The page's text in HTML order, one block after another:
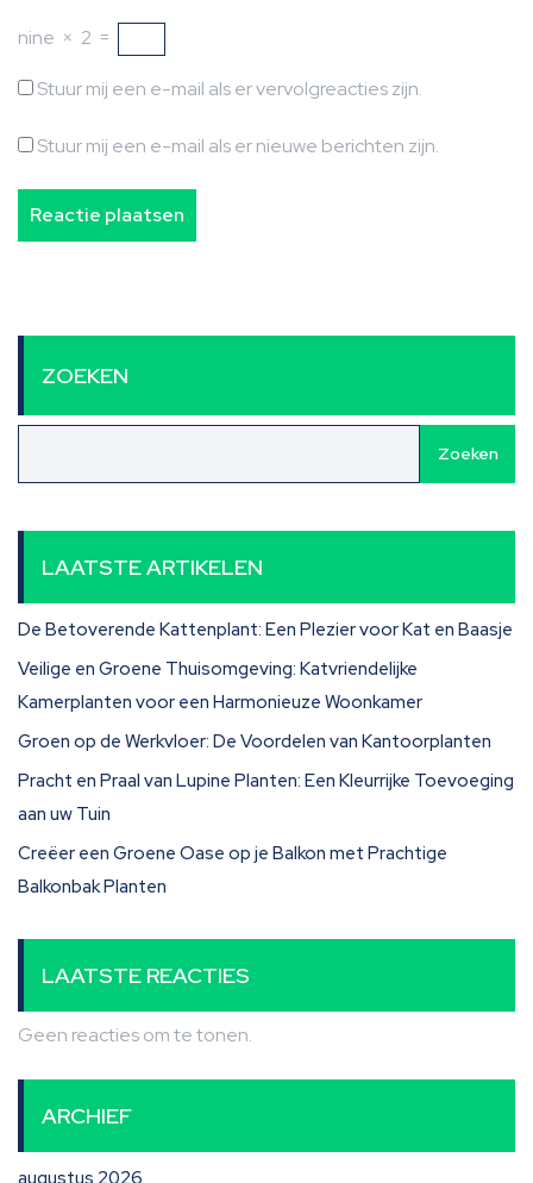
nine × 2 =
Stuur mij een e-mail als er vervolgreacties zijn.
Stuur mij een e-mail als er nieuwe berichten zijn.
ZOEKEN
Zoeken
LAATSTE ARTIKELEN
De Betoverende Kattenplant: Een Plezier voor Kat en Baasje
Veilige en Groene Thuisomgeving: Katvriendelijke
Kamerplanten voor een Harmonieuze Woonkamer
Groen op de Werkvloer: De Voordelen van Kantoorplanten
Pracht en Praal van Lupine Planten: Een Kleurrijke Toevoeging
aan uw Tuin
Creëer een Groene Oase op je Balkon met Prachtige
Balkonbak Planten
LAATSTE REACTIES
Geen reacties om te tonen.
ARCHIEF
augustus 2026